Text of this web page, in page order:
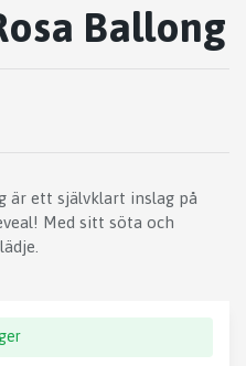
Ballong
är ett självklart inslag på
Med sitt söta och